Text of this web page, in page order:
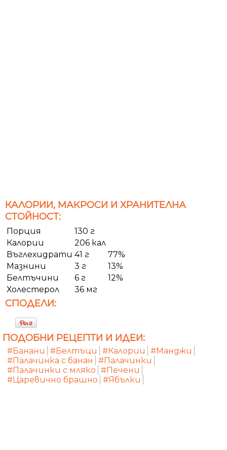
КАЛОРИИ, МАКРОСИ И ХРАНИТЕЛНА
СТОЙНОСТ:
Порция
130 г
Калории
206 кал
Въглехидрати 41 г
77%
Мазнини
3 г
13%
Белтъчини
6 г
12%
Холестерол
36 мг
СПОДЕЛИ:
ПОДОБНИ РЕЦЕПТИ И ИДЕИ:
#Банани #Белтъци #Калории
#Манджи
#Палачинка с банан
#Палачинки
#Палачинки с мляко #Печени
#Царевично брашно #Ябълки